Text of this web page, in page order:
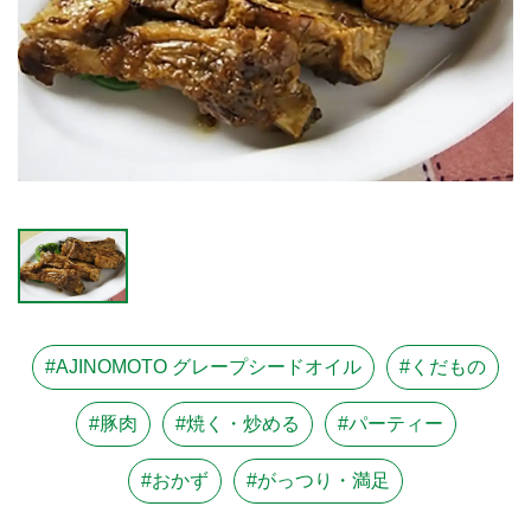
#AJINOMOTO グレープシードオイル #くだもの
#豚肉 #焼く・炒める #パーティー
#おかず #がっつり・満足